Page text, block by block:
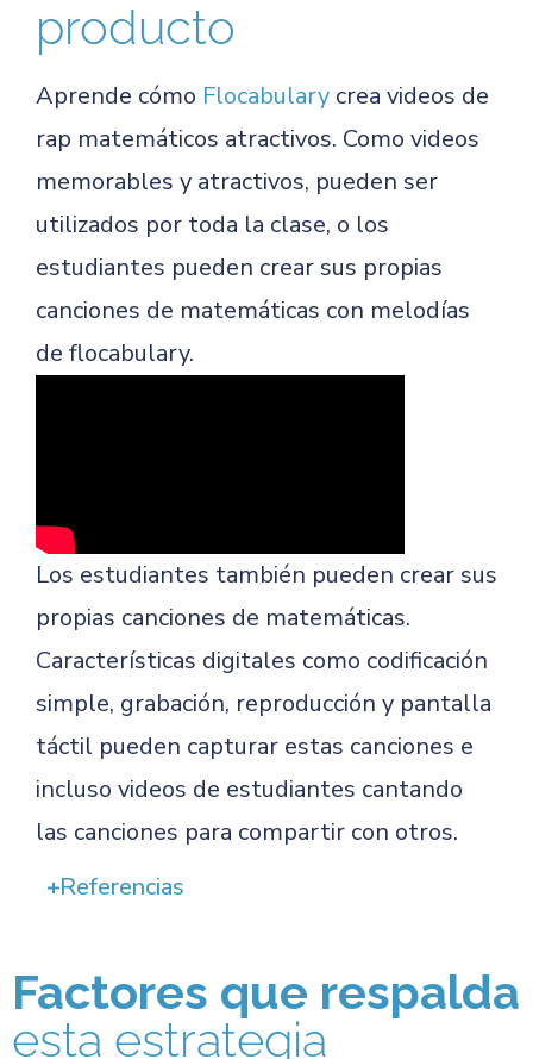
producto
Aprende cómo Flocabulary crea videos de
rap matemáticos atractivos. Como videos
memorables y atractivos, pueden ser
utilizados por toda la clase, o los
estudiantes pueden crear sus propias
canciones de matemáticas con melodías
de flocabulary.
Los estudiantes también pueden crear sus
propias canciones de matemáticas.
Características digitales como codificación
simple, grabación, reproducción y pantalla
táctil pueden capturar estas canciones e
incluso videos de estudiantes cantando
las canciones para compartir con otros.
Referencias
Factores que respalda
esta estrategia